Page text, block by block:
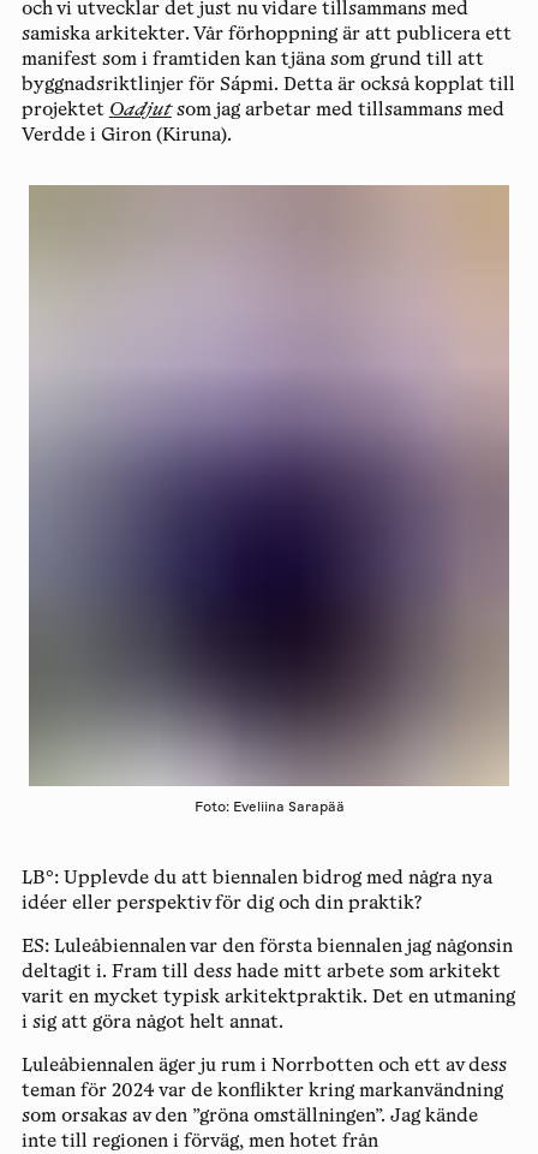
och vi utvecklar det just nu vidare tillsammans med
samiska arkitekter. Vår förhoppning är att publicera ett
manifest som i framtiden kan tjäna som grund till att
byggnadsriktlinjer för Sápmi. Detta är också kopplat till
projektet Oadjutsom jag arbetar med tillsammans med
Verdde i Giron (Kiruna).
Foto: Eveliina Sarapää
LB°: Upplevde du att biennalen bidrog med några nya
idéer eller perspektiv för dig och din praktik?
ES: Luleåbiennalen var den första biennalen jag någonsin
deltagit i. Fram till dess hade mitt arbete som arkitekt
varit en mycket typisk arkitektpraktik. Det en utmaning
i sig att göra något helt annat.
Luleåbiennalen äger ju rum i Norrbotten och ett av dess
teman för 2024 var de konflikter kring markanvändning
som orsakas av den ”gröna omställningen”. Jag kände
inte till regionen i förväg, men hotet från